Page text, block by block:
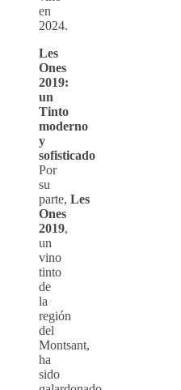
en
2024.
Les
Ones
2019:
un
Tinto
moderno
y
sofisticado
Por
su
parte, Les
Ones
2019,
un
vino
tinto
de
la
región
del
Montsant,
ha
sido